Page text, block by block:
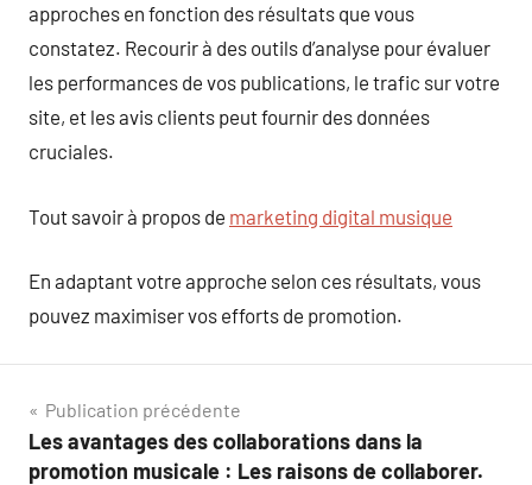
approches en fonction des résultats que vous
constatez. Recourir à des outils d’analyse pour évaluer
les performances de vos publications, le trafic sur votre
site, et les avis clients peut fournir des données
cruciales.
Tout savoir à propos de marketing digital musique
En adaptant votre approche selon ces résultats, vous
pouvez maximiser vos efforts de promotion.
Navigation
de
Publication précédente
Les avantages des collaborations dans la
promotion musicale : Les raisons de collaborer.